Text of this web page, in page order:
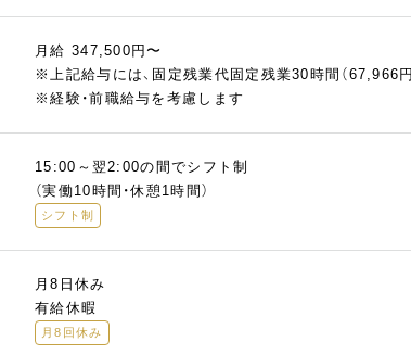
月給 347,500円〜
※上記給与には、固定残業代固定残業30時間（67,966
※経験・前職給与を考慮します
15:00～翌2:00の間でシフト制
（実働10時間・休憩1時間）
シフト制
月8日休み
有給休暇
月8回休み